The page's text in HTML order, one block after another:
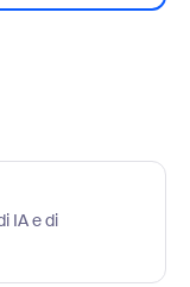
IA e di